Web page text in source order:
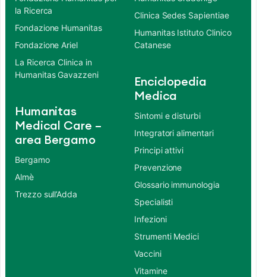
la Ricerca
Fondazione Humanitas
Fondazione Ariel
La Ricerca Clinica in
Humanitas Gavazzeni
Humanitas
Medical Care –
area Bergamo
Bergamo
Almè
Trezzo sull’Adda
Clinica Sedes Sapientiae
Humanitas Istituto Clinico
Catanese
Enciclopedia
Medica
Sintomi e disturbi
Integratori alimentari
Principi attivi
Prevenzione
Glossario immunologia
Specialisti
Infezioni
Strumenti Medici
Vaccini
Vitamine